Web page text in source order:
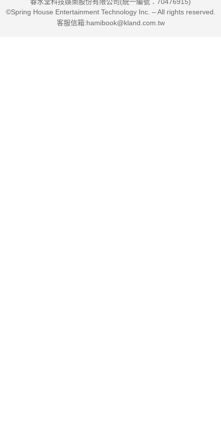
©Spring House Entertainment Technology Inc. – All rights reserved.
客服信箱:hamibook@kland.com.tw